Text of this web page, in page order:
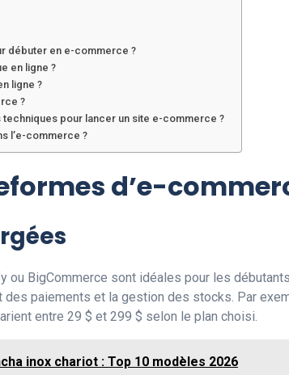
débuter en e-commerce ?
en ligne ?
ligne ?
?
pour lancer un site e-commerce ?
l’e-commerce ?
d’e-
BigCommerce sont idéales pour les
paiements et la gestion des stocks. Par
entre 29 $ et 299 $ selon le plan choisi.
inox chariot : Top 10 modèles 2026